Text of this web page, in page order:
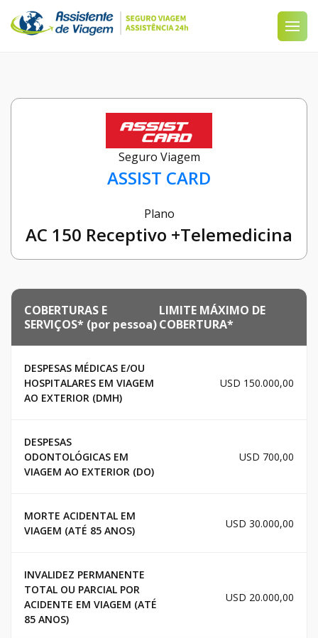
Seguro Viagem
ASSIST CARD
Plano
AC 150 Receptivo +Telemedicina
COBERTURAS E
SERVIÇOS* (por pessoa)
LIMITE MÁXIMO DE
COBERTURA*
DESPESAS MÉDICAS E/OU
HOSPITALARES EM VIAGEM
AO EXTERIOR (DMH)
USD 150.000,00
DESPESAS
ODONTOLÓGICAS EM
VIAGEM AO EXTERIOR (DO)
USD 700,00
MORTE ACIDENTAL EM
VIAGEM (ATÉ 85 ANOS)
USD 30.000,00
INVALIDEZ PERMANENTE
TOTAL OU PARCIAL POR
ACIDENTE EM VIAGEM (ATÉ
85 ANOS)
USD 20.000,00